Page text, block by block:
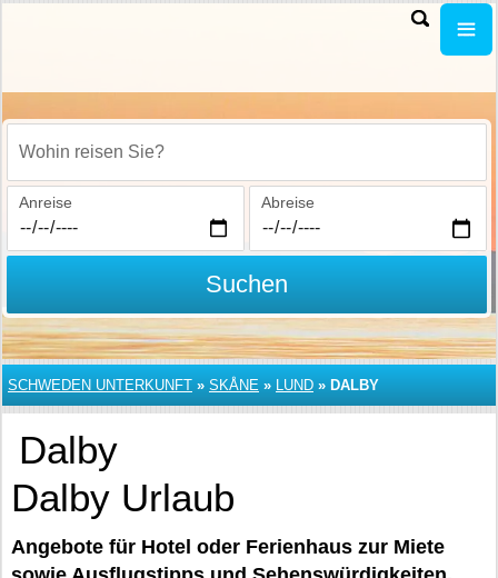
Wohin reisen Sie?
Anreise Abreise
Suchen
SCHWEDEN UNTERKUNFT » SKÅNE » LUND » DALBY
Dalby
Dalby Urlaub
Angebote für Hotel oder Ferienhaus zur Miete